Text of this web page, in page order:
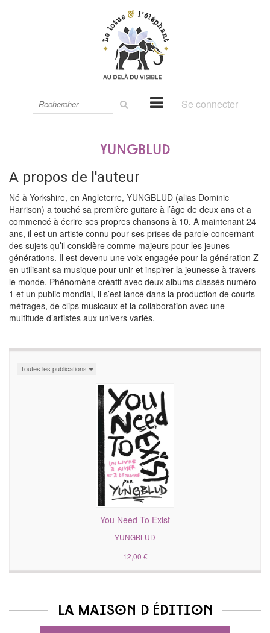
le
Se connecter
YUNGBLUD
A propos de l'auteur
Né à Yorkshire, en Angleterre, YUNGBLUD (alias Dominic
Harrison) a touché sa première guitare à l’âge de deux ans et a
commencé à écrire ses propres chansons à 10. A maintenant 24
ans, il est un artiste connu pour ses prises de parole concernant
des sujets qu’il considère comme majeurs pour les jeunes
générations. Il est devenu une voix engagée pour la génération Z
en utilisant sa musique pour unir et inspirer la jeunesse à travers
le monde. Phénomène créatif avec deux albums classés numéro
1 et un public mondial, il s’est lancé dans la production de courts
métrages, de clips musicaux et la collaboration avec une
multitude d’artistes aux univers variés.
Toutes les publications
You Need To Exist
YUNGBLUD
12,00 €
La maison d'édition